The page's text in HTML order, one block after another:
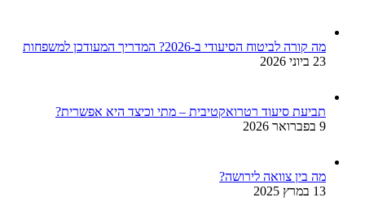
מה קורה לביטוח הסיעודי ב-2026? המדריך המעודכן למשפחות
23 ביוני 2026
תביעת סיעוד רטרואקטיבית – מתי וכיצד היא אפשרית?
9 בפברואר 2026
מה בין צוואה לירושה?
13 במרץ 2025